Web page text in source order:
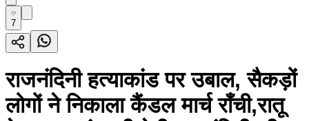
7
राजनंदिनी हत्याकांड पर उबाल, सैकड़ों
लोगों ने निकाला कैंडल मार्च राँची,रातू